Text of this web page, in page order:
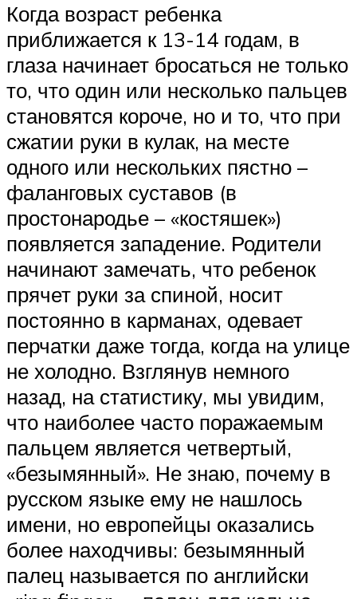
Когда возраст ребенка
приближается к 13-14 годам, в
глаза начинает бросаться не только
то, что один или несколько пальцев
становятся короче, но и то, что при
сжатии руки в кулак, на месте
одного или нескольких пястно –
фаланговых суставов (в
простонародье – «костяшек»)
появляется западение. Родители
начинают замечать, что ребенок
прячет руки за спиной, носит
постоянно в карманах, одевает
перчатки даже тогда, когда на улице
не холодно. Взглянув немного
назад, на статистику, мы увидим,
что наиболее часто поражаемым
пальцем является четвертый,
«безымянный». Не знаю, почему в
русском языке ему не нашлось
имени, но европейцы оказались
более находчивы: безымянный
палец называется по английски